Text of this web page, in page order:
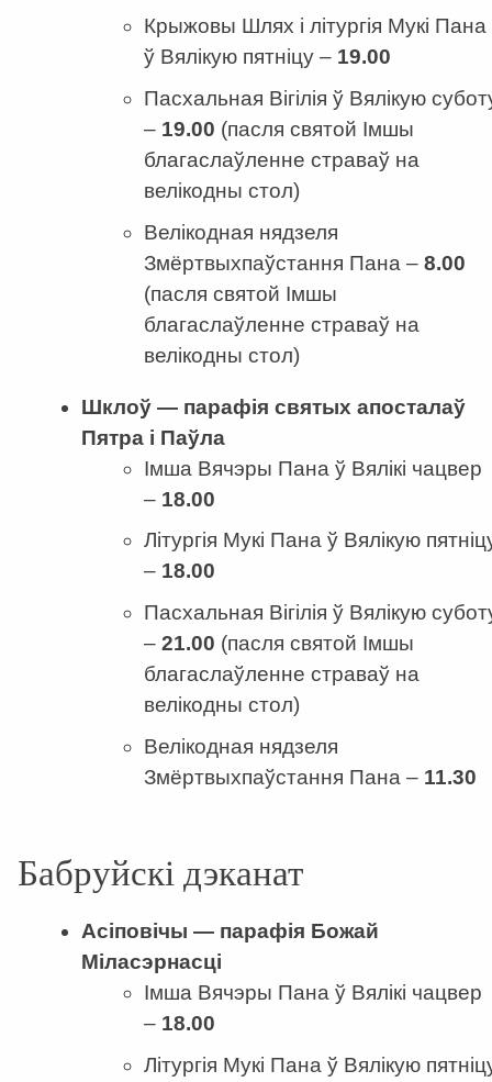
Крыжовы Шлях і літургія Мукі Пана
ў Вялікую пятніцу – 19.00
Пасхальная Вігілія ў Вялікую
– 19.00 (пасля святой Імшы
благаслаўленне страваў на
велікодны стол)
Велікодная нядзеля
Змёртвыхпаўстання Пана –8.00
(пасля святой Імшы
благаслаўленне страваў на
велікодны стол)
Шклоў — парафія святых апосталаў
Пятра і Паўла
Імша Вячэры Пана ў Вялікі чацвер
– 18.00
Літургія Мукі Пана ў Вялікую
– 18.00
Пасхальная Вігілія ў Вялікую
–21.00 (пасля святой Імшы
благаслаўленне страваў на
велікодны стол)
Велікодная нядзеля
Змёртвыхпаўстання Пана – 11.30
Бабруйскі дэканат
Асіповічы — парафія Божай
Міласэрнасці
Імша Вячэры Пана ў Вялікі чацвер
– 18.00
Літургія Мукі Пана ў Вялікую